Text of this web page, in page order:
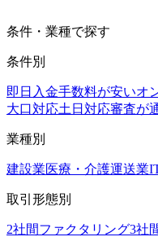
条件・業種で探す
条件別
即日入金手数料が安いオ
大口対応土日対応審査が
業種別
建設業医療・介護運送業
取引形態別
2社間ファクタリング3社